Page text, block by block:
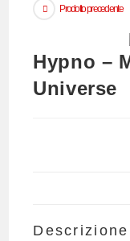
Prodotto precedente
Hypno –
Universe
Descrizione